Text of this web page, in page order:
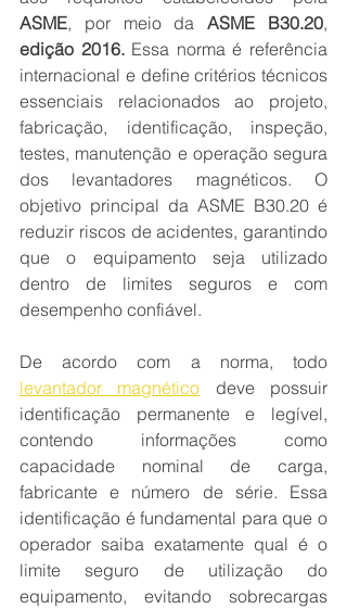
ASME, por meio da ASME B30.20
edição 2016. Essa norma é referência
internacional e define critérios técnicos
essenciais relacionados ao projeto,
fabricação, identificação, inspeção,
testes, manutenção e operação segura
dos levantadores magnéticos. O
objetivo principal da ASME B30.20 é
reduzir riscos de acidentes, garantindo
que o equipamento seja utilizado
dentro de limites seguros e com
desempenho confiável.
levantador magnético deve possuir
identificação permanente e legível,
contendo informações como
capacidade nominal de carga,
fabricante e número de série. Essa
identificação é fundamental para que o
operador saiba exatamente qual é o
limite seguro de utilização do
equipamento, evitando sobrecargas